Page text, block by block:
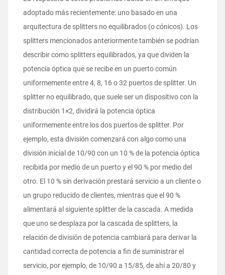
adoptado más recientemente: uno basado en una
arquitectura de splitters no equilibrados (o cónicos). Los
splitters mencionados anteriormente también se podrían
describir como splitters equilibrados, ya que dividen la
potencia óptica que se recibe en un puerto común
uniformemente entre 4, 8, 16 o 32 puertos de splitter. Un
splitter no equilibrado, que suele ser un dispositivo con la
distribución 1×2, dividirá la potencia óptica
uniformemente entre los dos puertos de splitter. Por
ejemplo, esta división comenzará con algo como una
división inicial de 10/90 con un 10 % de la potencia óptica
recibida por medio de un puerto y el 90 % por medio del
otro. El 10 % sin derivación prestará servicio a un cliente o
un grupo reducido de clientes, mientras que el 90 %
alimentará al siguiente splitter de la cascada. A medida
que uno se desplaza por la cascada de splitters, la
relación de división de potencia cambiará para derivar la
cantidad correcta de potencia a fin de suministrar el
servicio, por ejemplo, de 10/90 a 15/85, de ahí a 20/80 y